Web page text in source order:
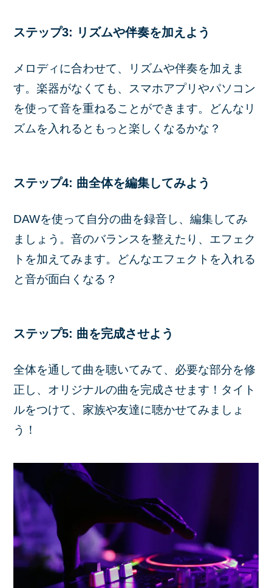
ステップ3: リズムや伴奏を加えよう
メロディに合わせて、リズムや伴奏を加えま
す。楽器がなくても、スマホアプリやパソコン
を使って音を重ねることができます。どんなリ
ズムを入れるともっと楽しくなるかな？
ステップ4: 曲全体を編集してみよう
DAWを使って自分の曲を録音し、編集してみ
ましょう。音のバランスを整えたり、エフェク
トを加えてみます。どんなエフェクトを入れる
と音が面白くなる？
ステップ5: 曲を完成させよう
全体を通して曲を聴いてみて、必要な部分を修
正し、オリジナルの曲を完成させます！タイト
ルをつけて、家族や友達に聴かせてみましょ
う！